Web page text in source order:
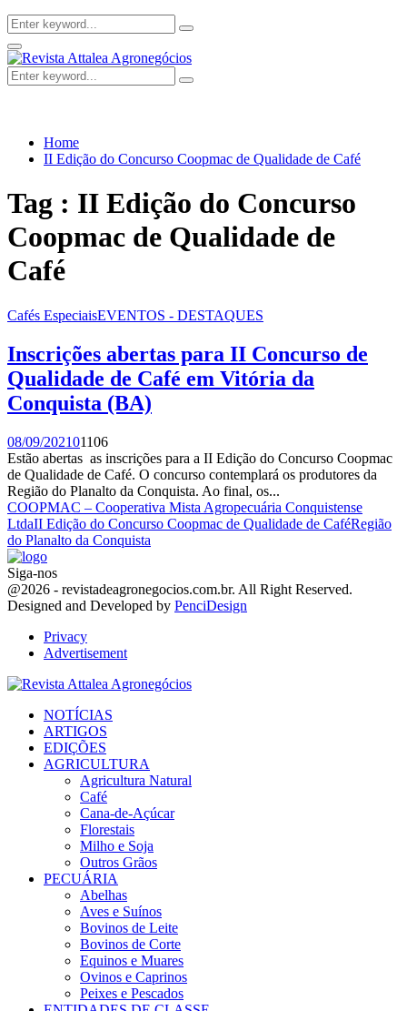
Search
for:
Search
Facebook
Twitter
Instagram
Linkedin
Youtube
Email
Primary
Menu
Search
for:
Search
Home
II Edição do Concurso Coopmac de Qualidade de Café
Tag : II Edição do Concurso
Coopmac de Qualidade de
Café
Cafés EspeciaisEVENTOS - DESTAQUES
Inscrições abertas para II Concurso de
Qualidade de Café em Vitória da
Conquista (BA)
08/09/202101106
Estão abertas as inscrições para a II Edição do Concurso Coopmac
de Qualidade de Café. O concurso contemplará os produtores da
Região do Planalto da Conquista. Ao final, os...
COOPMAC – Cooperativa Mista Agropecuária Conquistense
LtdaII Edição do Concurso Coopmac de Qualidade de CaféRegião
do Planalto da Conquista
Siga-nos
Facebook
Twitter
Instagram
Linkedin
Youtube
Email
@2026 - revistadeagronegocios.com.br. All Right Reserved.
Designed and Developed by PenciDesign
Privacy
Advertisement
NOTÍCIAS
ARTIGOS
EDIÇÕES
AGRICULTURA
Agricultura Natural
Café
Cana-de-Açúcar
Florestais
Milho e Soja
Outros Grãos
PECUÁRIA
Abelhas
Aves e Suínos
Bovinos de Leite
Bovinos de Corte
Equinos e Muares
Ovinos e Caprinos
Peixes e Pescados